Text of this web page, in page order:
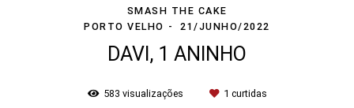
SMASH THE CAKE
PORTO VELHO
21/JUNHO/2022
DAVI, 1 ANINHO
583 visualizações 1 curtidas